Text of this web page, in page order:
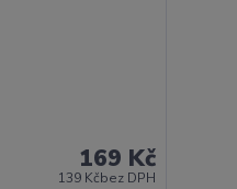
169 Kč
139 Kčbez DPH